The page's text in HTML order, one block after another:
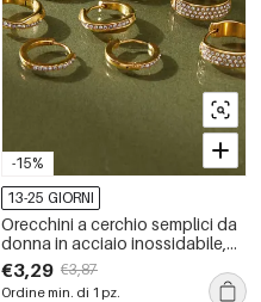
-15%
13-25 GIORNI
Orecchini a cerchio semplici da
donna in acciaio inossidabile,
impermeabili, color oro con
strass.
€3,29 €3,87
Ordine min. di 1 pz.